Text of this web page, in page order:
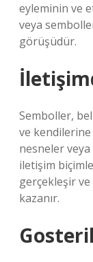
eyleminin ve
veya
görüşüdür.
Semboller,
ve
nesneler
iletişim
gerçekleşir ve
kazanır.